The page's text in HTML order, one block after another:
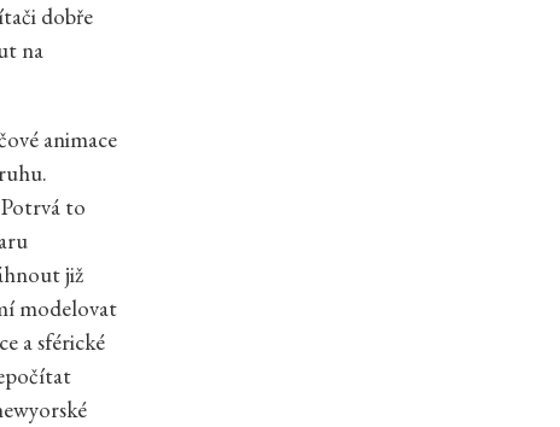
dobře
na
animace
to
již
modelovat
a sférické